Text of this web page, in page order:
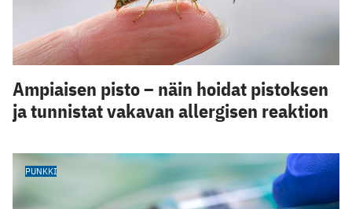
Ampiaisen pisto – näin hoidat pistoksen
ja tunnistat vakavan allergisen reaktion
PUNKKI